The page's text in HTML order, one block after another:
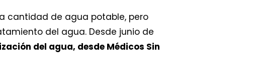
cantidad de agua potable, pero
del agua. Desde junio de
del agua, desde Médicos Sin